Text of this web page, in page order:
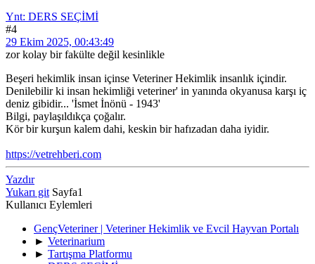
Ynt: DERS SEÇİMİ
#4
29 Ekim 2025, 00:43:49
zor kolay bir fakülte değil kesinlikle
Beşeri hekimlik insan içinse Veteriner Hekimlik insanlık içindir.
Denilebilir ki insan hekimliği veteriner' in yanında okyanusa karşı iç
deniz gibidir... 'İsmet İnönü - 1943'
Bilgi, paylaşıldıkça çoğalır.
Kör bir kurşun kalem dahi, keskin bir hafızadan daha iyidir.
https://vetrehberi.com
Yazdır
Yukarı git Sayfa1
Kullanıcı Eylemleri
GençVeteriner | Veteriner Hekimlik ve Evcil Hayvan Portalı
► Veterinarium
► Tartışma Platformu